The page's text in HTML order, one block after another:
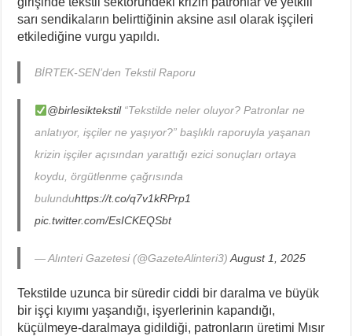
sarı sendikaların belirttiğinin aksine asıl olarak işçileri
etkilediğine vurgu yapıldı.
BİRTEK-SEN’den Tekstil Raporu
@birlesiktekstil“Tekstilde neler oluyor? Patronlar ne
anlatıyor, işçiler ne yaşıyor?” başlıklı raporuyla yaşanan
krizin işçiler açısından yarattığı ezici sonuçları ortaya
koydu, örgütlenme çağrısında
bulunduhttps://t.co/q7v1kRPrp1
pic.twitter.com/EsICKEQSbt
— Alınteri Gazetesi (@GazeteAlinteri3)August 1, 2025
Tekstilde uzunca bir süredir ciddi bir daralma ve büyük
bir işçi kıyımı yaşandığı, işyerlerinin kapandığı,
küçülmeye-daralmaya gidildiği, patronların üretimi Mısır